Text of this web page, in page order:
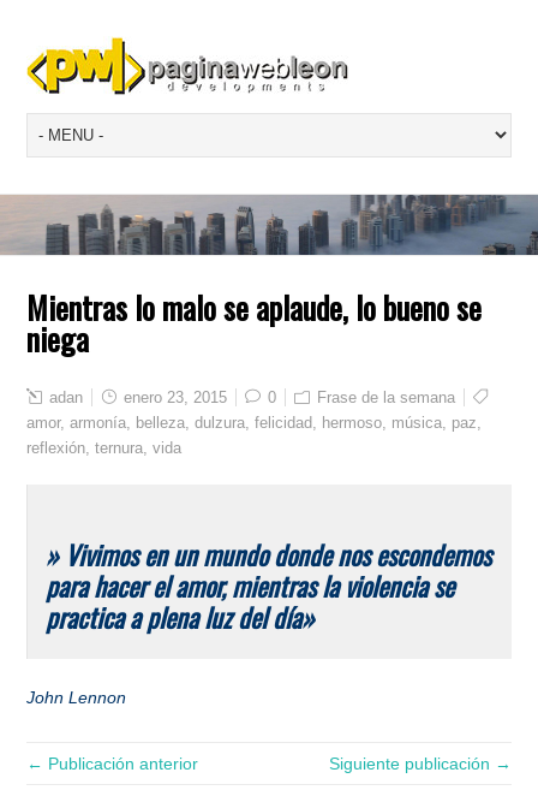
Mientras lo malo se aplaude, lo bueno se
niega
adan enero 23, 2015 0
Frase de la semana
amor,armonía belleza ,dulzura ,felicidad hermoso música paz
reflexión ,ternura ,vida
» Vivimos en un mundo donde nos escondemos
para hacer el amor, mientras la violencia se
practica a plena luz del día»
John Lennon
← Publicación anterior Siguiente publicación →